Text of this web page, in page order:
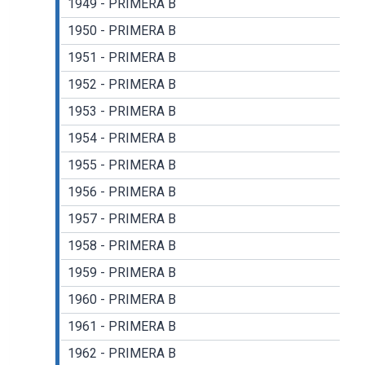
1949 - PRIMERA B
1950 - PRIMERA B
1951 - PRIMERA B
1952 - PRIMERA B
1953 - PRIMERA B
1954 - PRIMERA B
1955 - PRIMERA B
1956 - PRIMERA B
1957 - PRIMERA B
1958 - PRIMERA B
1959 - PRIMERA B
1960 - PRIMERA B
1961 - PRIMERA B
1962 - PRIMERA B